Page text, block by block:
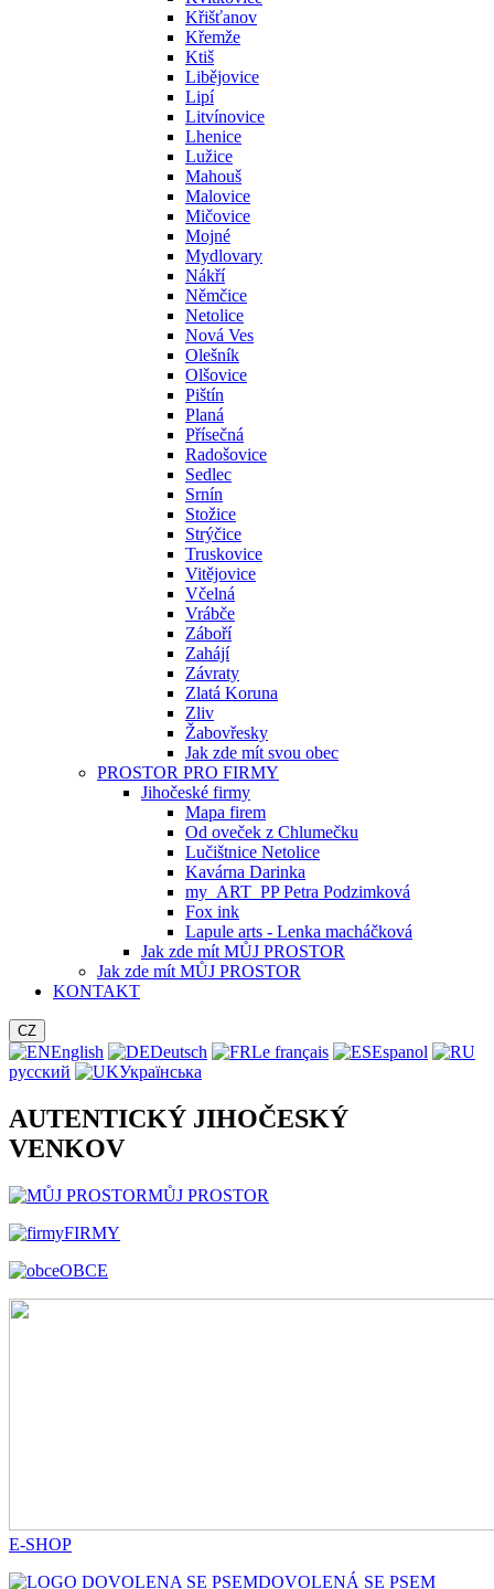
Křišťanov
Křemže
Ktiš
Libějovice
Lipí
Litvínovice
Lhenice
Lužice
Mahouš
Malovice
Mičovice
Mojné
Mydlovary
Nákří
Němčice
Netolice
Nová Ves
Olešník
Olšovice
Pištín
Planá
Přísečná
Radošovice
Sedlec
Srnín
Stožice
Strýčice
Truskovice
Vitějovice
Včelná
Vrábče
Záboří
Zahájí
Závraty
Zlatá Koruna
Zliv
Žabovřesky
Jak zde mít svou obec
PROSTOR PRO FIRMY
Jihočeské firmy
Mapa firem
Od oveček z Chlumečku
Lučištnice Netolice
Kavárna Darinka
my_ART_PP Petra Podzimková
Fox ink
Lapule arts - Lenka macháčková
Jak zde mít MŮJ PROSTOR
Jak zde mít MŮJ PROSTOR
KONTAKT
CZ
English Deutsch Le français
Espanol
русский
Українська
AUTENTICKÝ JIHOČESKÝ
VENKOV
MŮJ PROSTOR
FIRMY
OBCE
E-SHOP
DOVOLENÁ SE PSEM